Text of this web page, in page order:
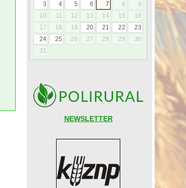
3
4 5 6 7 8
9
10
11 12 13 14 15
16
17
18 19 20 21 22
23
24
25 26 27 28 29
30
31
NEWSLETTER